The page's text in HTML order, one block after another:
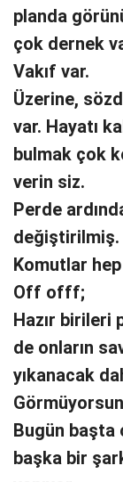
planda
çok dernek
Vakıf var.
Üzerine,
var. Hayatı
bulmak çok
verin siz.
Perde
değiştirilmiş.
Komutlar
Off offf;
Hazır birileri
de onların
yıkanacak
Bugün başta
başka bir